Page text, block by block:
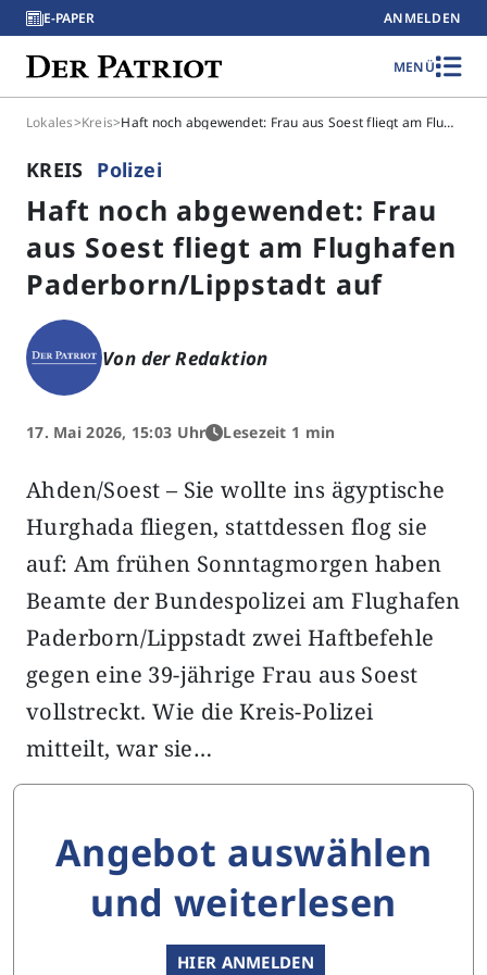
E-PAPER ANMELDEN
MENÜ
Lokales>Kreis> Haft noch abgewendet: Frau aus Soest fliegt am Flughafen Paderborn/Lippstadt auf
KREIS Polizei
Haft noch abgewendet: Frau
aus Soest fliegt am Flughafen
Paderborn/Lippstadt auf
Von der Redaktion
17. Mai 2026, 15:03 Uhr Lesezeit 1 min
Ahden/Soest – Sie wollte ins ägyptische
Hurghada fliegen, stattdessen flog sie
auf: Am frühen Sonntagmorgen haben
Beamte der Bundespolizei am Flughafen
Paderborn/Lippstadt zwei Haftbefehle
gegen eine 39-jährige Frau aus Soest
vollstreckt. Wie die Kreis-Polizei
mitteilt, war sie…
Angebot auswählen
und weiterlesen
HIER ANMELDEN